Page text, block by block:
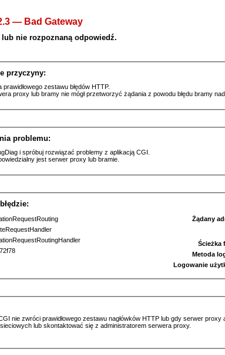
— Bad Gateway
lub nie rozpoznaną odpowiedź.
przyczyny:
zestawu błędów HTTP.
proxy lub bramy nie mógł przetworzyć żądania z powodu błędu bramy
problemu:
i spróbuj rozwiązać problemy z aplikacją CGI.
jest serwer proxy lub bramie.
Żądany
Ścieżka
Metoda
Logowanie
nie zwróci prawidłowego zestawu nagłówków HTTP lub gdy serwer
lub skontaktować się z administratorem serwera proxy.